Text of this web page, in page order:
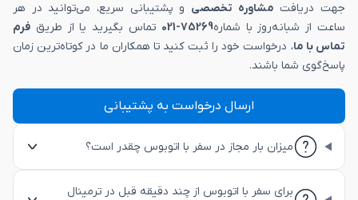
جهت دریافت مشاوره تخصصی و پشتیبانی سریع، می‌توانید در هر
ساعت از شبانه‌روز با شماره75269-021 تماس بگیرید یا از طریق فرم
تماس با ما، درخواست خود را ثبت کنید تا همکاران ما در کوتاه‌ترین زمان
پاسخ‌گوی شما باشند.
ارسال درخواست به پشتیبانی
میزان بار مجاز در سفر با اتوبوس چقدر است؟
برای سفر با اتوبوس از چند دقیقه قبل در ترمینال